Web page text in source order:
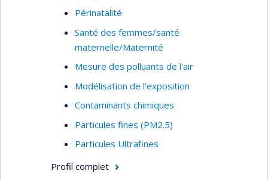
Périnatalité
Santé des femmes/santé
maternelle/Maternité
Mesure des polluants de l'air
Modélisation de l'exposition
Contaminants chimiques
Particules fines (PM2.5)
Particules Ultrafines
Profil complet